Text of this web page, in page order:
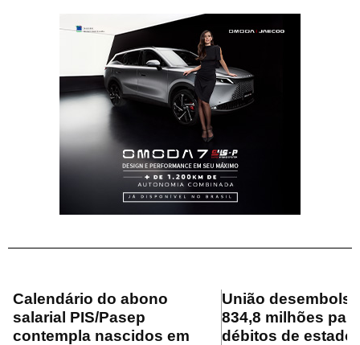
Calendário do abono
salarial PIS/Pasep
contempla nascidos em
União
834,8 milhões
débitos de